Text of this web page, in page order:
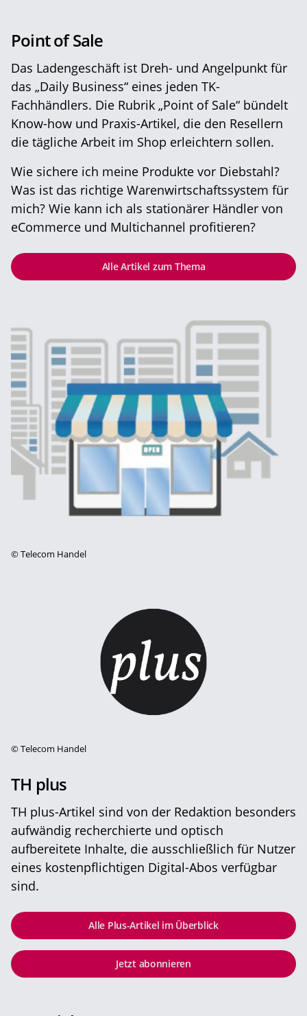
©Telecom Handel
Point of Sale
Das Ladengeschäft ist Dreh- und Angelpunkt für
das „Daily Business“ eines jeden TK-
Fachhändlers. Die Rubrik „Point of Sale“ bündelt
Know-how und Praxis-Artikel, die den Resellern
die tägliche Arbeit im Shop erleichtern sollen.
Wie sichere ich meine Produkte vor Diebstahl?
Was ist das richtige Warenwirtschaftssystem für
mich? Wie kann ich als stationärer Händler von
eCommerce und Multichannel profitieren?
Alle Artikel zum Thema
©Telecom Handel
TH plus
TH plus-Artikel sind von der Redaktion besonders
aufwändig recherchierte und optisch
aufbereitete Inhalte, die ausschließlich für Nutzer
eines kostenpflichtigen Digital-Abos verfügbar
sind.
Alle Plus-Artikel im Überblick
Jetzt abonnieren